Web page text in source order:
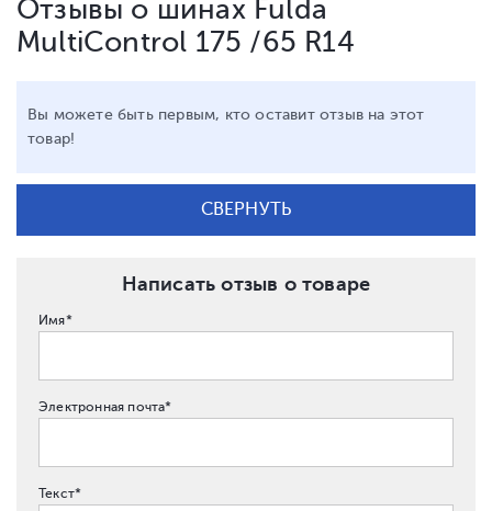
Отзывы о шинах Fulda
MultiControl 175 /65 R14
Вы можете быть первым, кто оставит отзыв на этот
товар!
СВЕРНУТЬ
Написать отзыв о товаре
Имя*
Электронная почта*
Текст*